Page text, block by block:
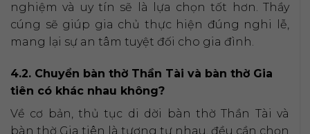
nghiệm và uy tín sẽ là lựa chọn tốt hơn. Thầy
cúng sẽ giúp gia chủ thực hiện đúng nghi lễ,
mang lại sự an tâm tuyệt đối cho gia đình.
4.2. Chuyển bàn thờ Thần Tài và bàn thờ Gia
tiên có khác nhau không?
Về cơ bản, thủ tục di dời bàn thờ Thần Tài và
bàn thờ Gia tiên là tương tự nhau, đều cần chọn